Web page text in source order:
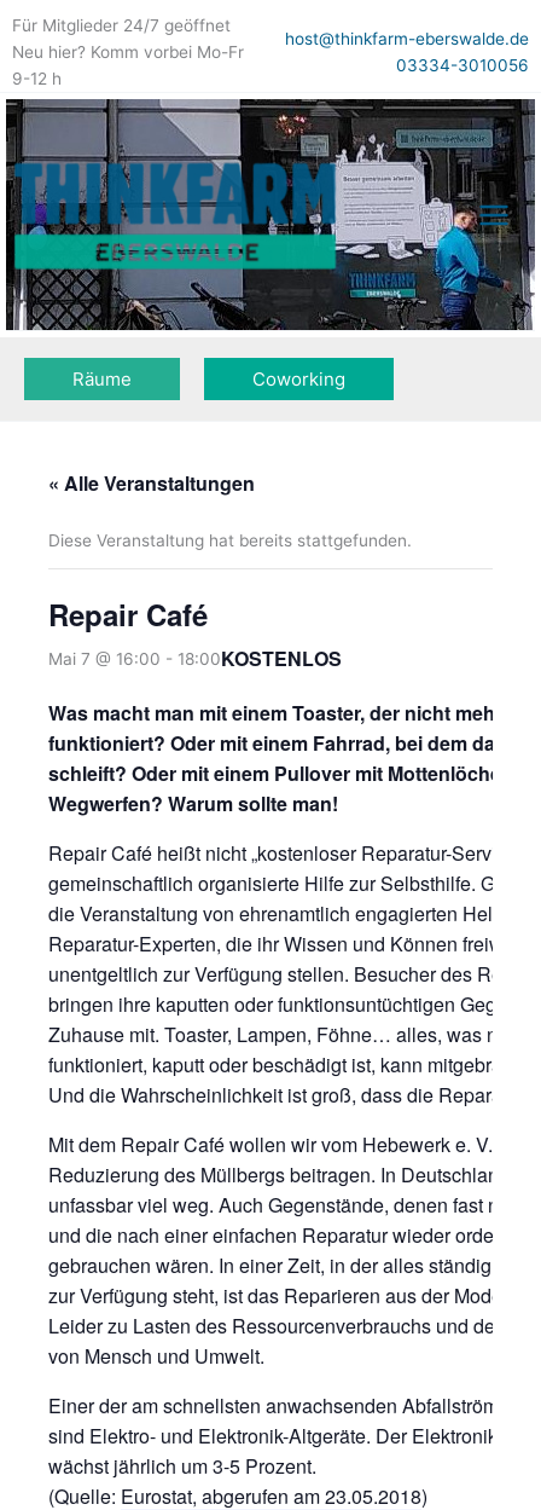
Für Mitglieder 24/7 geöffnet
Neu hier? Komm vorbei Mo-Fr
9-12 h
host@thinkfarm-eberswalde.de
03334-3010056
Räume Coworking
« Alle Veranstaltungen
Diese Veranstaltung hat bereits stattgefunden.
Repair Café
Mai 7 @ 16:00 - 18:00KOSTENLOS
Was macht man mit einem Toaster, der nicht mehr
funktioniert? Oder mit einem Fahrrad, bei dem das
schleift? Oder mit einem Pullover mit Mottenlöchern?
Wegwerfen? Warum sollte man!
Repair Café heißt nicht „kostenloser Reparatur-Service“,
gemeinschaftlich organisierte Hilfe zur Selbsthilfe.
die Veranstaltung von ehrenamtlich engagierten Helfern
Reparatur-Experten, die ihr Wissen und Können freiwillig
unentgeltlich zur Verfügung stellen. Besucher des Repair
bringen ihre kaputten oder funktionsuntüchtigen
Zuhause mit. Toaster, Lampen, Föhne… alles, was nicht
funktioniert, kaputt oder beschädigt ist, kann mitgebracht
Und die Wahrscheinlichkeit ist groß, dass die Reparatur
Mit dem Repair Café wollen wir vom Hebewerk e. V. zur
Reduzierung des Müllbergs beitragen. In Deutschland
unfassbar viel weg. Auch Gegenstände, denen fast
und die nach einer einfachen Reparatur wieder
gebrauchen wären. In einer Zeit, in der alles ständig und
zur Verfügung steht, ist das Reparieren aus der Mode
Leider zu Lasten des Ressourcenverbrauchs und der
von Mensch und Umwelt.
Einer der am schnellsten anwachsenden Abfallströme in
sind Elektro- und Elektronik-Altgeräte. Der
wächst jährlich um 3-5 Prozent.
(Quelle: Eurostat, abgerufen am 23.05.2018)